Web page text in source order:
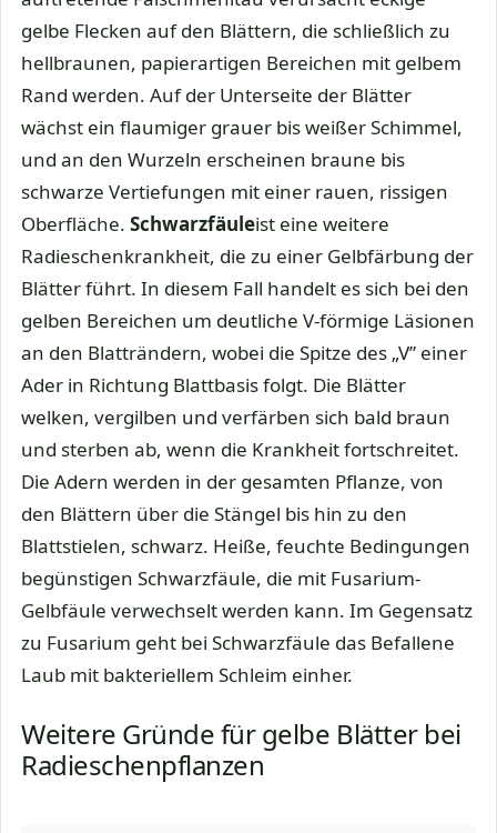
gelbe Flecken auf den Blättern, die schließlich zu
hellbraunen, papierartigen Bereichen mit gelbem
Rand werden. Auf der Unterseite der Blätter
wächst ein flaumiger grauer bis weißer Schimmel,
und an den Wurzeln erscheinen braune bis
schwarze Vertiefungen mit einer rauen, rissigen
Oberfläche. Schwarzfäuleist eine weitere
Radieschenkrankheit, die zu einer Gelbfärbung der
Blätter führt. In diesem Fall handelt es sich bei den
gelben Bereichen um deutliche V-förmige Läsionen
an den Blatträndern, wobei die Spitze des „V” einer
Ader in Richtung Blattbasis folgt. Die Blätter
welken, vergilben und verfärben sich bald braun
und sterben ab, wenn die Krankheit fortschreitet.
Die Adern werden in der gesamten Pflanze, von
den Blättern über die Stängel bis hin zu den
Blattstielen, schwarz. Heiße, feuchte Bedingungen
begünstigen Schwarzfäule, die mit Fusarium-
Gelbfäule verwechselt werden kann. Im Gegensatz
zu Fusarium geht bei Schwarzfäule das Befallene
Laub mit bakteriellem Schleim einher.
Weitere Gründe für gelbe Blätter bei
Radieschenpflanzen